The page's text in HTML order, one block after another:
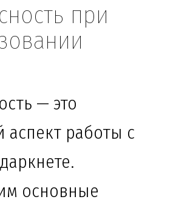
при
— это
аспект работы с
основные